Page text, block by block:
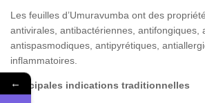
Les feuilles d’Umuravumba ont des
antivirales, antibactériennes, antifongiques,
antispasmodiques, antipyrétiques,
inflammatoires.
Principales indications traditionnelles
←